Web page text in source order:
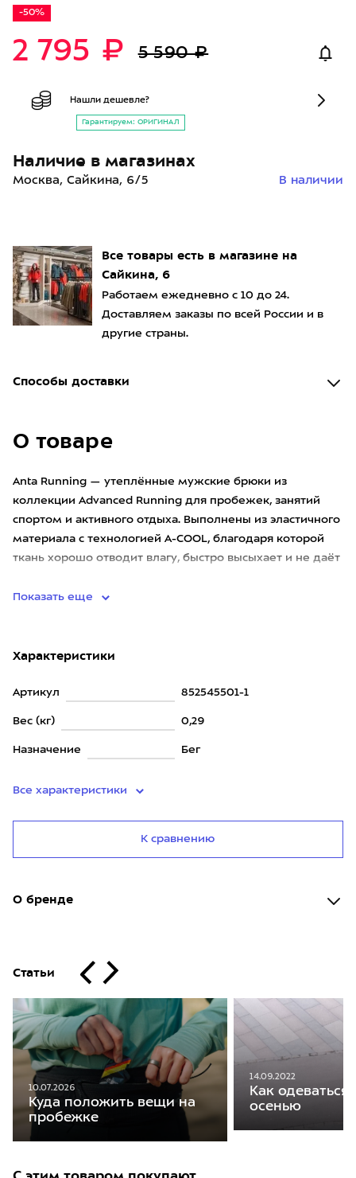
Все товары есть в магазине на
Сайкина, 6
Работаем ежедневно с 10 до 24.
Доставляем заказы по всей России и в
другие страны.
Способы доставки
О товаре
Anta Running — утеплённые мужские брюки из
коллекции Advanced Running для пробежек, занятий
спортом и активного отдыха. Выполнены из эластичного
материала с технологией A-COOL, благодаря которой
ткань хорошо отводит влагу, быстро высыхает и не даёт
Показать еще
Характеристики
Артикул 852545501-1
Вес (кг) 0,29
Назначение Бег
Все характеристики
К сравнению
О бренде
Статьи
10.07.2026
Куда положить вещи на
пробежке
14.09.2022
Как одеваться
осенью
-50%
2 795 ₽ 5 590 ₽
Нашли дешевле?
Гарантируем: ОРИГИНАЛ
Наличие в магазинах
Москва, Сайкина, 6/5 В наличии